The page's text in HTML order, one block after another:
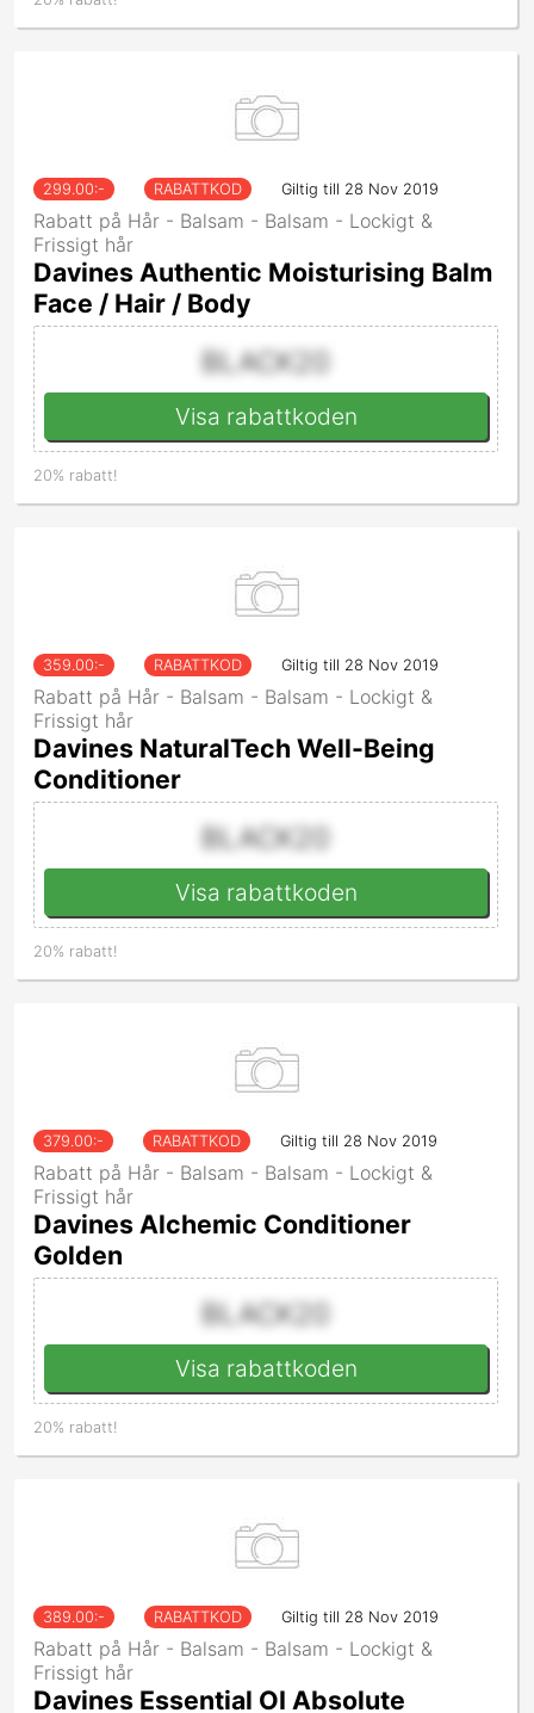
299.00:- RABATTKOD Giltig till 28 Nov 2019
Rabatt på Hår - Balsam - Balsam - Lockigt &
Frissigt hår
Davines Authentic Moisturising Balm
Face / Hair / Body
BLACK20
Visa rabattkoden
20% rabatt!
359.00:- RABATTKOD Giltig till 28 Nov 2019
Rabatt på Hår - Balsam - Balsam - Lockigt &
Frissigt hår
Davines NaturalTech Well-Being
Conditioner
BLACK20
Visa rabattkoden
20% rabatt!
379.00:- RABATTKOD Giltig till 28 Nov 2019
Rabatt på Hår - Balsam - Balsam - Lockigt &
Frissigt hår
Davines Alchemic Conditioner
Golden
BLACK20
Visa rabattkoden
20% rabatt!
389.00:- RABATTKOD Giltig till 28 Nov 2019
Rabatt på Hår - Balsam - Balsam - Lockigt &
Frissigt hår
Davines Essential OI Absolute